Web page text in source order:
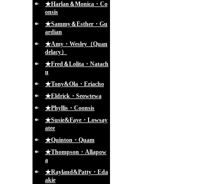
★Harlan＆Monica・Co
onsis
★Sammy＆Esther・Gu
ardian
★Amy・Wesley（Quan
delacy）
★Fred＆Lolita・Natach
u
★Tony&Ola・Eriacho
★Eldrick・Seowtewa
★Phyllis・Coonsis
★Susie&Faye・Lowsay
atee
★Quinton・Quam
★Thompson・Allapow
a
★Rayland&Patty・Eda
akie